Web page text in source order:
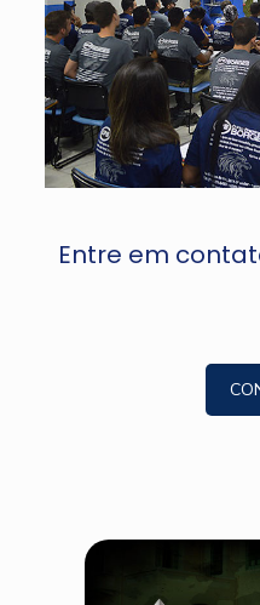
Entre em